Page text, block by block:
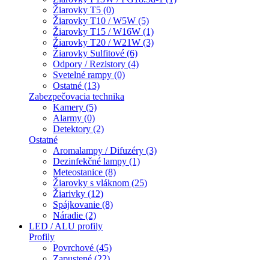
Žiarovky T5 (0)
Žiarovky T10 / W5W (5)
Žiarovky T15 / W16W (1)
Žiarovky T20 / W21W (3)
Žiarovky Sulfitové (6)
Odpory / Rezistory (4)
Svetelné rampy (0)
Ostatné (13)
Zabezpečovacia technika
Kamery (5)
Alarmy (0)
Detektory (2)
Ostatné
Aromalampy / Difuzéry (3)
Dezinfekčné lampy (1)
Meteostanice (8)
Žiarovky s vláknom (25)
Žiarivky (12)
Spájkovanie (8)
Náradie (2)
LED / ALU profily
Profily
Povrchové (45)